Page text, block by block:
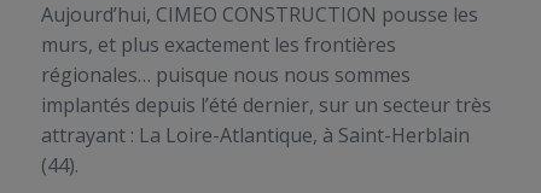
Aujourd’hui, CIMEO CONSTRUCTION pousse les
murs, et plus exactement les frontières
régionales… puisque nous nous sommes
implantés depuis l’été dernier, sur un secteur très
attrayant : La Loire-Atlantique, à Saint-Herblain
(44).